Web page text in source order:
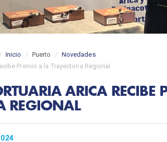
Inicio Puerto
Novedades
Premio a la Trayectoria Regional
ARICA RECIBE
REGIONAL